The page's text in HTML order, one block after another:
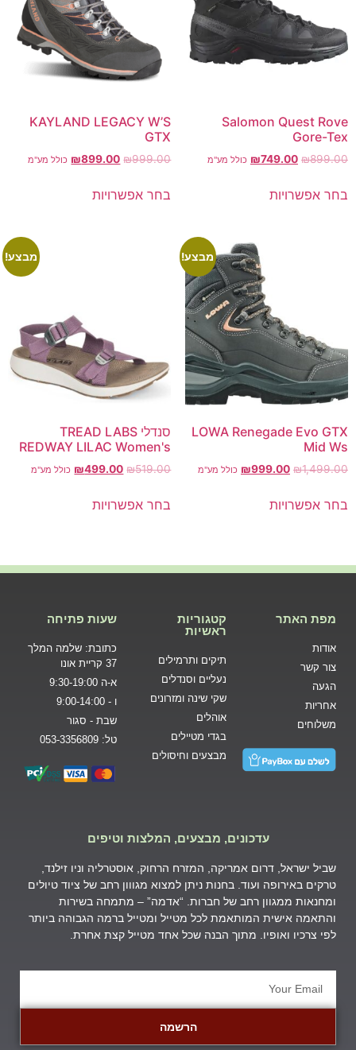
Salomon Quest Rove
Gore-Tex
₪899.00
₪749.00 כולל מע"מ
בחר אפשרויות
KAYLAND LEGACY W’S
GTX
₪999.00
₪899.00 כולל מע"מ
בחר אפשרויות
מבצע!
LOWA Renegade Evo GTX
Mid Ws
₪1,499.00
₪999.00 כולל מע"מ
בחר אפשרויות
מבצע!
סנדלי TREAD LABS
REDWAY LILAC Women's
₪519.00
₪499.00 כולל מע"מ
בחר אפשרויות
מפת האתר
אודות
צור קשר
הגעה
אחריות
משלוחים
קטגוריות
ראשיות
תיקים ותרמילים
נעליים וסנדלים
שקי שינה ומזרונים
אוהלים
בגדי מטיילים
מבצעים וחיסולים
שעות פתיחה
כתובת: שלמה המלך
37 קריית אונו
א-ה 9:30-19:00
ו - 9:00-14:00
שבת - סגור
טל: 053-3356809
עדכונים, מבצעים, המלצות וטיפים
שביל ישראל, דרום אמריקה, המזרח הרחוק, אוסטרליה וניו זילנד,
טרקים באירופה ועוד. בחנות ניתן למצוא מגווון רחב של ציוד טיולים
ומחנאות ממגוון רחב של חברות. “אדמה” – מתמחה בשירות
והתאמה אישית המותאמת לכל מטייל ומטייל ברמה הגבוהה ביותר
לפי צרכיו ואופיו. מתוך הבנה שכל אחד מטייל קצת אחרת.
הרשמה